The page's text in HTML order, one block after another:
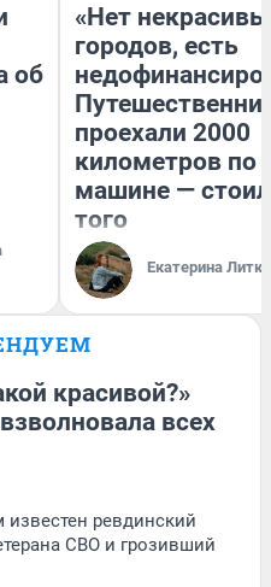
об
«Нет
городов, есть
проехали 2000
километров по
машине —
того
Екатерина
красивой?»
всех
ревдинский
СВО и грозивший